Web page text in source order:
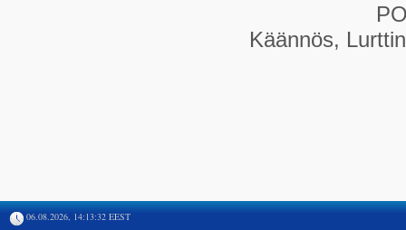
Käännös,
06.08.2026, 14:13:32 EEST